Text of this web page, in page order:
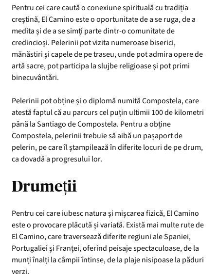
Pentru cei care caută o conexiune spirituală cu tradiția
creștină, El Camino este o oportunitate de a se ruga, de a
medita și de a se simți parte dintr-o comunitate de
credincioși. Pelerinii pot vizita numeroase biserici,
mănăstiri și capele de pe traseu, unde pot admira opere de
artă sacre, pot participa la slujbe religioase și pot primi
binecuvântări.
Pelerinii pot obține și o diplomă numită Compostela, care
atestă faptul că au parcurs cel puțin ultimii 100 de kilometri
până la Santiago de Compostela. Pentru a obține
Compostela, pelerinii trebuie să aibă un pașaport de
pelerin, pe care îl ștampilează în diferite locuri de pe drum,
ca dovadă a progresului lor.
Drumeții
Pentru cei care iubesc natura și mișcarea fizică, El Camino
este o provocare plăcută și variată. Există mai multe rute de
El Camino, care traversează diferite regiuni ale Spaniei,
Portugaliei și Franței, oferind peisaje spectaculoase, de la
munți înalți la câmpii întinse, de la plaje nisipoase la păduri
verzi.